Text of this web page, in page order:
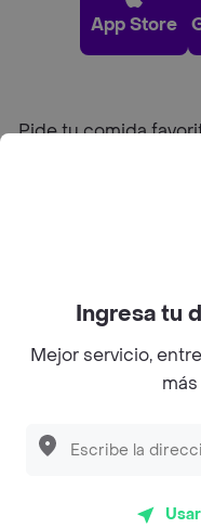
App Store
Pide tu comida
Sobre Rappi
©2026
Ingresa tu
Mejor servicio,